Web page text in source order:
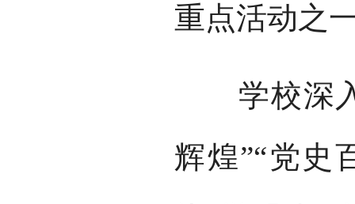
重点活动之
学校深入
辉煌”“党史